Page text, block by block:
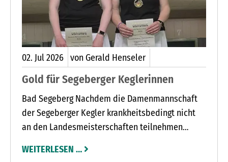
02. Jul2026 von Gerald Henseler
Gold für Segeberger Keglerinnen
Bad Segeberg Nachdem die Damenmannschaft
der Segeberger Kegler krankheitsbedingt nicht
an den Landesmeisterschaften teilnehmen
Titelverteidigung bei den Deutschen
WEITERLESEN …